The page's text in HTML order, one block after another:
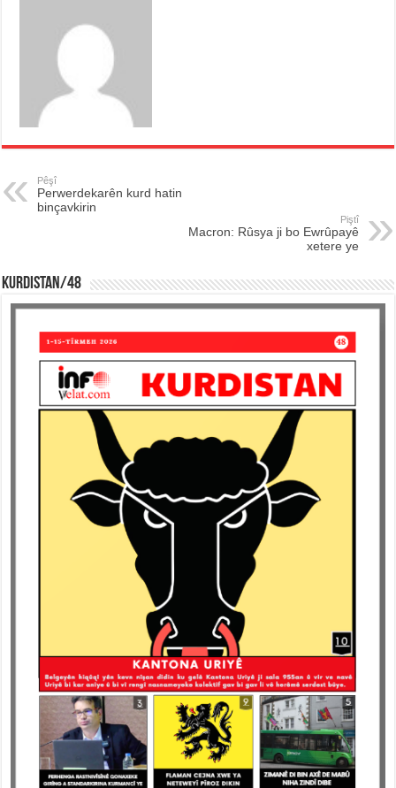
Pêşî
Perwerdekarên kurd hatin
binçavkirin
Piştî
Macron: Rûsya ji bo Ewrûpayê
xetere ye
KURDISTAN/48